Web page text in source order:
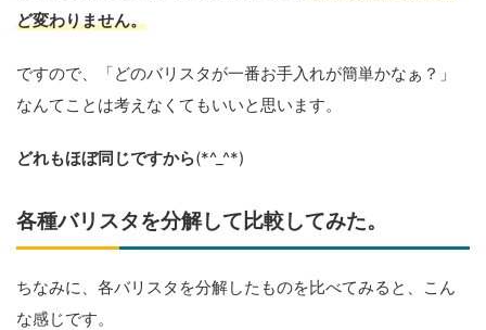
ど変わりません。
ですので、「どのバリスタが一番お手入れが簡単かなぁ？」
なんてことは考えなくてもいいと思います。
どれもほぼ同じですから(*^_^*)
各種バリスタを分解して比較してみた。
ちなみに、各バリスタを分解したものを比べてみると、こん
な感じです。